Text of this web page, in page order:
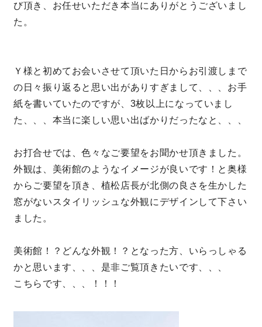
nattoku住宅 10のこだわり
家具まで標準仕様の空間コーディネート
身体に優しい自然素材の家
耐震等級3 & 許容応力度計算 全棟標準
徹底したコストダウンの追求
頑丈で長持ちの外壁
2030年の省エネ基準住宅
100年点検住宅
快適な室内環境へのこだわり
び頂き、お任せいただき本当にありがとうございまし
た。
Ｙ様と初めてお会いさせて頂いた日からお引渡しまで
の日々振り返ると思い出がありすぎまして、、、お手
紙を書いていたのですが、3枚以上になっていまし
た、、、本当に楽しい思い出ばかりだったなと、、、
お打合せでは、色々なご要望をお聞かせ頂きました。
外観は、美術館のようなイメージが良いです！と奥様
からご要望を頂き、植松店長が北側の良さを生かした
窓がないスタイリッシュな外観にデザインして下さい
ました。
美術館！？どんな外観！？となった方、いらっしゃる
かと思います、、、是非ご覧頂きたいです、、、
こちらです、、、！！！